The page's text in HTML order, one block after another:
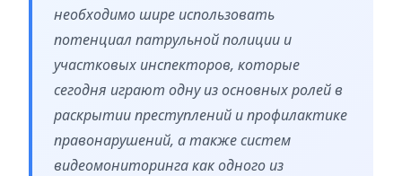
необходимо шире использовать
потенциал патрульной полиции и
участковых инспекторов, которые
сегодня играют одну из основных ролей в
раскрытии преступлений и профилактике
правонарушений, а также систем
видеомониторинга как одного из